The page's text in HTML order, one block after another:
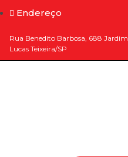
Endereço
Rua Benedito Barbosa, 688 Jardim
Lucas Teixeira/SP